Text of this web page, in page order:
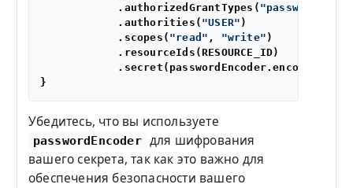
            .authorizedGrantTypes(
"password"
            .authorities(
"USER" )
            .scopes(
"read" , "write" )
            .resourceIds(RESOURCE_ID)
            .secret(passwordEncoder.encode(
Убедитесь, что вы используете
passwordEncoder для шифрования
вашего секрета, так как это важно для
обеспечения безопасности вашего